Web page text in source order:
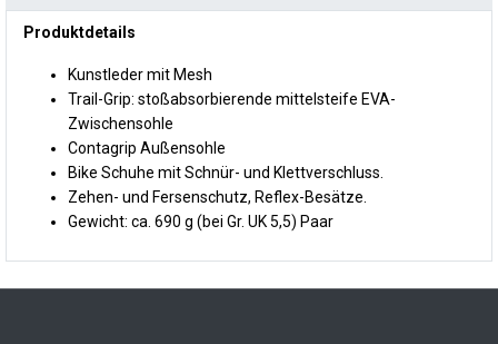
Produktdetails
Kunstleder mit Mesh
Trail-Grip: stoßabsorbierende mittelsteife EVA-
Zwischensohle
Contagrip Außensohle
Bike Schuhe mit Schnür- und Klettverschluss.
Zehen- und Fersenschutz, Reflex-Besätze.
Gewicht: ca. 690 g (bei Gr. UK 5,5) Paar